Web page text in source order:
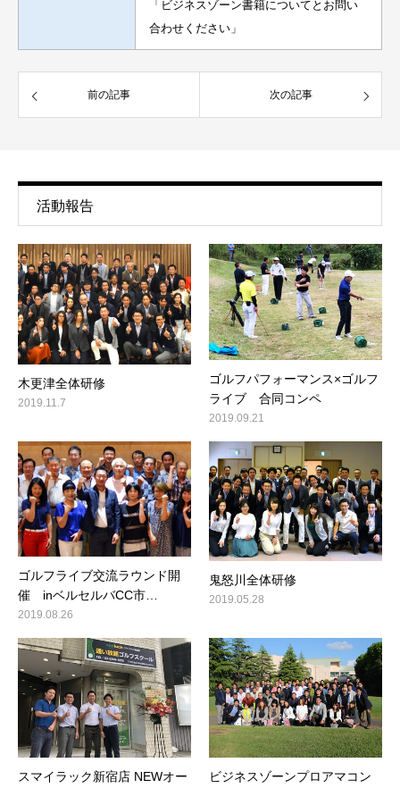
「ビジネスゾーン書籍についてとお問い
合わせください」
前の記事 次の記事
活動報告
木更津全体研修
2019.11.7
ゴルフパフォーマンス×ゴルフ
ライブ 合同コンペ
2019.09.21
ゴルフライブ交流ラウンド開
催 inベルセルバCC市…
2019.08.26
鬼怒川全体研修
2019.05.28
スマイラック新宿店 NEWオー
ビジネスゾーンプロアマコン